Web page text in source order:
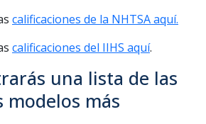
calificaciones de la NHTSA aquí.
calificaciones del IIHS aquí.
una lista de las
modelos más